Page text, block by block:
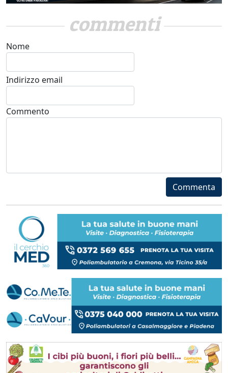
commenti
Nome
Indirizzo email
Commento
Commenta